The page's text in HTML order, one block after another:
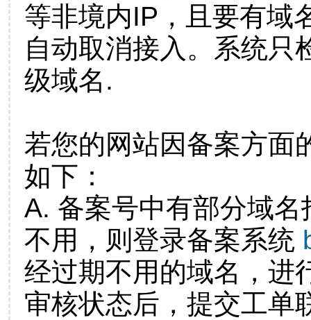
等非境内IP，且要有域
自动取消接入。系统只
级域名.
若您的网站因备案方面
如下：
A. 备案号中有部分域
不用，则登录备案系统
经过期不用的域名，进
审核状态后，提交工单